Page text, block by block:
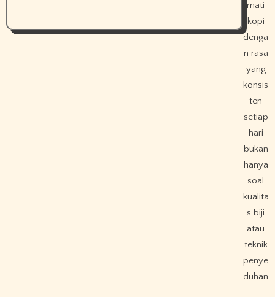
mati
kopi
denga
n rasa
yang
konsis
ten
setiap
hari
bukan
hanya
soal
kualita
s biji
atau
teknik
penye
duhan
.